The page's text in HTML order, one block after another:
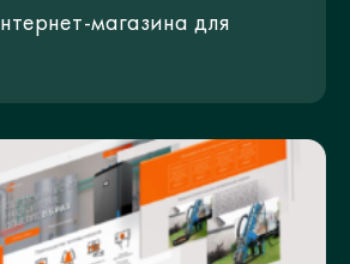
магазина для